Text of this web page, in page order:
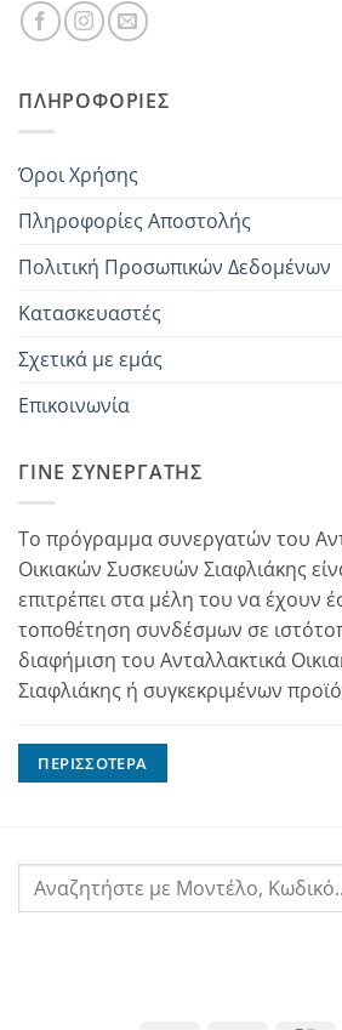
ΠΛΗΡΟΦΟΡΊΕΣ
Όροι Χρήσης
Πληροφορίες Αποστολής
Πολιτική Προσωπικών Δεδομένων
Κατασκευαστές
Σχετικά με εμάς
Επικοινωνία
ΓΊΝΕ ΣΥΝΕΡΓΆΤΗΣ
Το πρόγραμμα συνεργατών του
Οικιακών Συσκευών Σιαφλιάκης
επιτρέπει στα μέλη του να έχουν
τοποθέτηση συνδέσμων σε
διαφήμιση του Ανταλλακτικά
Σιαφλιάκης ή συγκεκριμένων
ΠΕΡΙΣΣΌΤΕΡΑ